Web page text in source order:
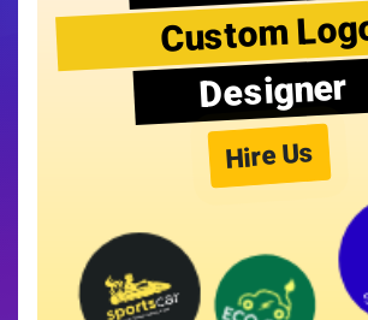
Custom
Designer
Hire Us